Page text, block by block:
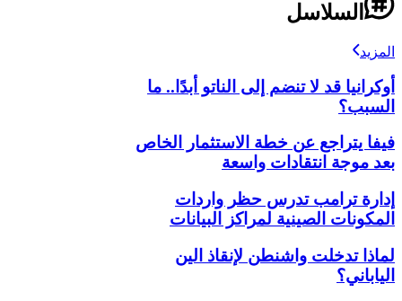
السلاسل
المزيد
أوكرانيا قد لا تنضم إلى الناتو أبدًا.. ما
السبب؟
فيفا يتراجع عن خطة الاستثمار الخاص
بعد موجة انتقادات واسعة
إدارة ترامب تدرس حظر واردات
المكونات الصينية لمراكز البيانات
لماذا تدخلت واشنطن لإنقاذ الين
الياباني؟